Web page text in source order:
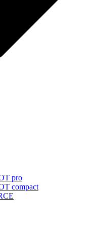
pro
compact